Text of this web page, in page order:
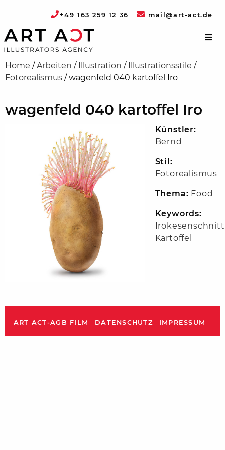
+49 163 259 12 36 mail@art-act.de
Home /Arbeiten / Illustration / Illustrationsstile /
Fotorealismus /wagenfeld 040 kartoffel Iro
wagenfeld 040 kartoffel Iro
Künstler:
Bernd
Stil:
Fotorealismus
Thema: Food
Keywords:
Irokesenschnitt
Kartoffel
ART ACT-AGB FILM DATENSCHUTZ IMPRESSUM